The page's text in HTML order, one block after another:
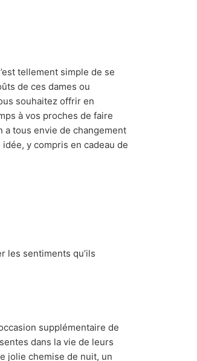
tellement simple de se
de ces dames ou
souhaitez offrir en
à vos proches de faire
a tous envie de changement
y compris en cadeau de
les sentiments qu’ils
supplémentaire de
dans la vie de leurs
jolie chemise de nuit, un